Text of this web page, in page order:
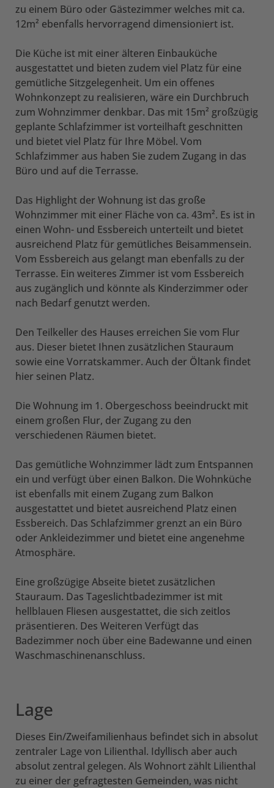
zu einem Büro oder Gästezimmer welches mit ca.
12m² ebenfalls hervorragend dimensioniert ist.
Die Küche ist mit einer älteren Einbauküche
ausgestattet und bieten zudem viel Platz für eine
gemütliche Sitzgelegenheit. Um ein offenes
Wohnkonzept zu realisieren, wäre ein Durchbruch
zum Wohnzimmer denkbar. Das mit 15m² großzügig
geplante Schlafzimmer ist vorteilhaft geschnitten
und bietet viel Platz für Ihre Möbel. Vom
Schlafzimmer aus haben Sie zudem Zugang in das
Büro und auf die Terrasse.
Das Highlight der Wohnung ist das große
Wohnzimmer mit einer Fläche von ca. 43m². Es ist in
einen Wohn- und Essbereich unterteilt und bietet
ausreichend Platz für gemütliches Beisammensein.
Vom Essbereich aus gelangt man ebenfalls zu der
Terrasse. Ein weiteres Zimmer ist vom Essbereich
aus zugänglich und könnte als Kinderzimmer oder
nach Bedarf genutzt werden.
Den Teilkeller des Hauses erreichen Sie vom Flur
aus. Dieser bietet Ihnen zusätzlichen Stauraum
sowie eine Vorratskammer. Auch der Öltank findet
hier seinen Platz.
Die Wohnung im 1. Obergeschoss beeindruckt mit
einem großen Flur, der Zugang zu den
verschiedenen Räumen bietet.
Das gemütliche Wohnzimmer lädt zum Entspannen
ein und verfügt über einen Balkon. Die Wohnküche
ist ebenfalls mit einem Zugang zum Balkon
ausgestattet und bietet ausreichend Platz einen
Essbereich. Das Schlafzimmer grenzt an ein Büro
oder Ankleidezimmer und bietet eine angenehme
Atmosphäre.
Eine großzügige Abseite bietet zusätzlichen
Stauraum. Das Tageslichtbadezimmer ist mit
hellblauen Fliesen ausgestattet, die sich zeitlos
präsentieren. Des Weiteren Verfügt das
Badezimmer noch über eine Badewanne und einen
Waschmaschinenanschluss.
Lage
Dieses Ein/Zweifamilienhaus befindet sich in absolut
zentraler Lage von Lilienthal. Idyllisch aber auch
absolut zentral gelegen. Als Wohnort zählt Lilienthal
zu einer der gefragtesten Gemeinden, was nicht